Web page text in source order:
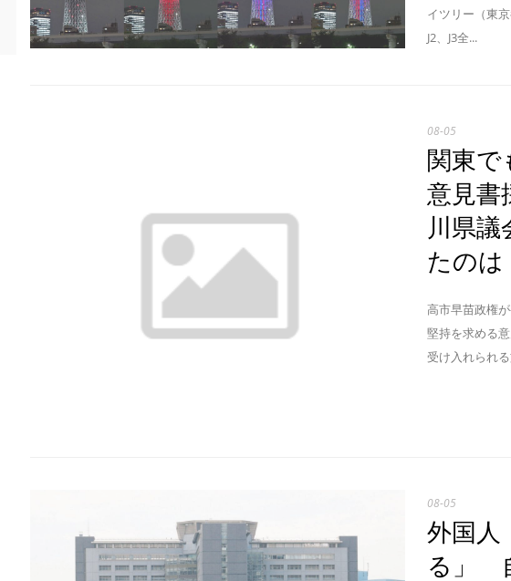
イツリー（東
J2、J3全...
08-05
関東で
意見
川県議
たのは
高市早苗政権
堅持を求める
受け入れられ
08-05
外国人
る」